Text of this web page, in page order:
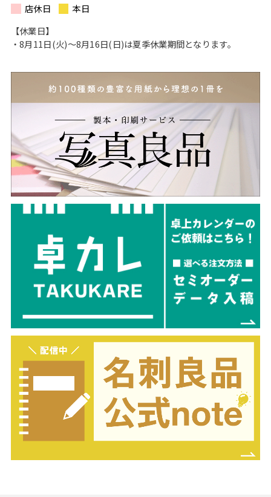
店休日
本日
【休業日】
・8月11日(火)〜8月16日(日)は夏季休業期間となります。